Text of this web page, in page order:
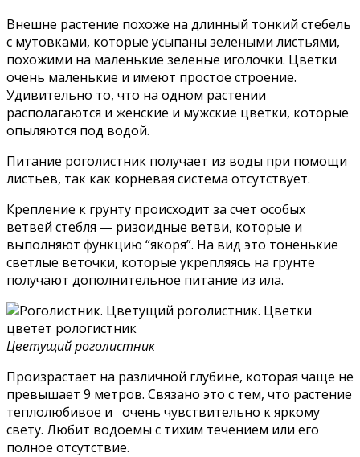
Внешне растение похоже на длинный тонкий стебель
с мутовками, которые усыпаны зелеными листьями,
похожими на маленькие зеленые иголочки. Цветки
очень маленькие и имеют простое строение.
Удивительно то, что на одном растении
располагаются и женские и мужские цветки, которые
опыляются под водой.
Питание роголистник получает из воды при помощи
листьев, так как корневая система отсутствует.
Крепление к грунту происходит за счет особых
ветвей стебля — ризоидные ветви, которые и
выполняют функцию “якоря”. На вид это тоненькие
светлые веточки, которые укрепляясь на грунте
получают дополнительное питание из ила.
Цветущий роголистник
Произрастает на различной глубине, которая чаще не
превышает 9 метров. Связано это с тем, что растение
теплолюбивое и очень чувствительно к яркому
свету. Любит водоемы с тихим течением или его
полное отсутствие.